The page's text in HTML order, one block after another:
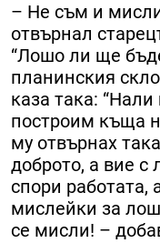
– Не съм и
отвърнал
“Лошо ли ще
планинския
каза така:
построим къща
му отвърнах
доброто, а вие
спори работата,
мислейки за
се мисли! –